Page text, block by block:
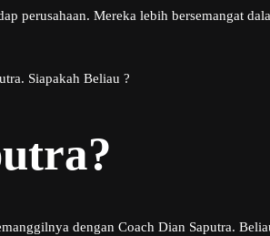
perusahaan. Mereka lebih bersemangat
Siapakah Beliau ?
dengan Coach Dian Saputra.